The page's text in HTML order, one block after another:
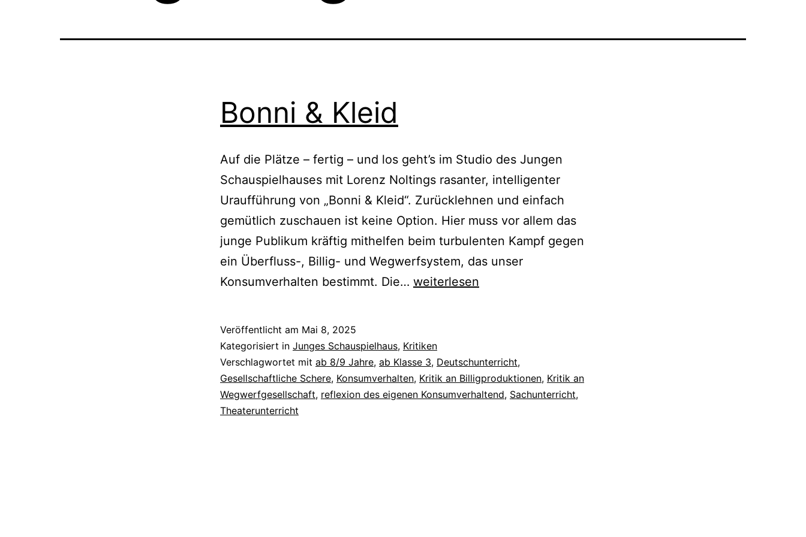
Bonni & Kleid
Auf die Plätze – fertig – und los geht’s im Studio des Jungen
Schauspielhauses mit Lorenz Noltings rasanter, intelligenter
Uraufführung von „Bonni & Kleid“. Zurücklehnen und einfach
gemütlich zuschauen ist keine Option. Hier muss vor allem das
junge Publikum kräftig mithelfen beim turbulenten Kampf gegen
ein Überfluss-, Billig- und Wegwerfsystem, das unser
Konsumverhalten bestimmt. Die… Bonni
weiterlesen
Veröffentlicht am Mai 8, 2025
Kategorisiert in Junges Schauspielhaus, Kritiken
Verschlagwortet mit ab 8/9 Jahre, ab Klasse 3, Deutschunterricht,
Gesellschaftliche Schere, Konsumverhalten, Kritik an Billigproduktionen, Kritik an
Wegwerfgesellschaft, reflexion des eigenen Konsumverhaltend, Sachunterricht,
Theaterunterricht